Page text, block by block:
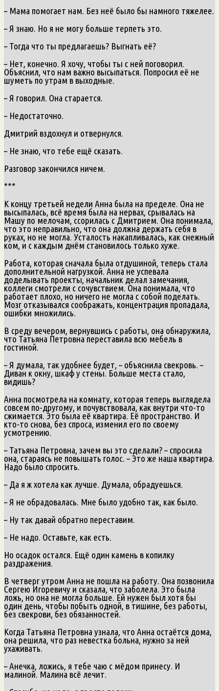
– Мама помогает нам. Без неё было бы намного тяжелее.
– Я знаю. Но я не могу больше терпеть это.
– Тогда что ты предлагаешь? Выгнать её?
– Нет, конечно. Я хочу, чтобы ты с ней поговорил.
Объяснил, что нам важно высыпаться. Попросил её не
шуметь по утрам в выходные.
– Я говорил. Она старается.
– Недостаточно.
Дмитрий вздохнул и отвернулся.
– Не знаю, что тебе ещё сказать.
Разговор закончился ничем.
***
К концу третьей недели Анна была на пределе. Она не
высыпалась, всё время была на нервах, срывалась на
Машу по мелочам, ссорилась с Дмитрием. Она понимала,
что это неправильно, что она должна держать себя в
руках, но не могла. Усталость накапливалась, как снежный
ком, и с каждым днём становилось только хуже.
Работа, которая сначала была отдушиной, теперь стала
дополнительной нагрузкой. Анна не успевала
доделывать проекты, начальник делал замечания,
коллеги смотрели с сочувствием. Она понимала, что
работает плохо, но ничего не могла с собой поделать.
Мозг отказывался соображать, концентрация пропадала,
ошибки множились.
В среду вечером, вернувшись с работы, она обнаружила,
что Татьяна Петровна переставила всю мебель в
гостиной.
– Я думала, так удобнее будет, – объяснила свекровь. –
Диван к окну, шкаф у стены. Больше места стало,
видишь?
Анна посмотрела на комнату, которая теперь выглядела
совсем по-другому, и почувствовала, как внутри что-то
сжимается. Это была её квартира. Её пространство. И
кто-то снова, без спроса, изменил его по своему
усмотрению.
– Татьяна Петровна, зачем вы это сделали? – спросила
она, стараясь не повышать голос. – Это же наша квартира.
Надо было спросить.
– Да я ж хотела как лучше. Думала, обрадуешься.
– Я не обрадовалась. Мне было удобно так, как было.
– Ну так давай обратно переставим.
– Не надо. Оставьте, как есть.
Но осадок остался. Ещё один камень в копилку
раздражения.
В четверг утром Анна не пошла на работу. Она позвонила
Сергею Игоревичу и сказала, что заболела. Это была
ложь, но она не могла больше. Ей нужен был хотя бы
один день, чтобы побыть одной, в тишине, без работы,
без свекрови, без обязанностей.
Когда Татьяна Петровна узнала, что Анна остаётся дома,
она решила, что раз невестка больна, нужно за ней
ухаживать.
– Анечка, ложись, я тебе чаю с мёдом принесу. И
малиной. Малина всё лечит.